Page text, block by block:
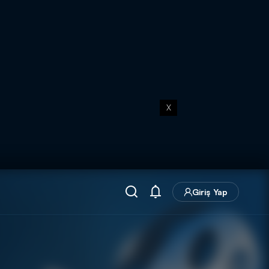
X
Giriş Yap